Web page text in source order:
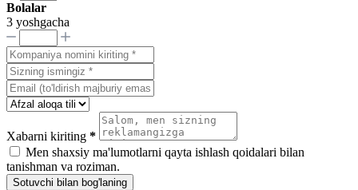
Bolalar
3 yoshgacha
Xabarni kiriting *
Men shaxsiy ma'lumotlarni qayta ishlash qoidalari bilan
tanishman va roziman.
Sotuvchi bilan bog'laning